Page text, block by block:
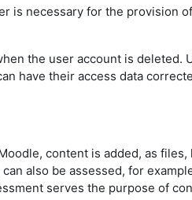
is necessary for the provision
the user account is deleted.
have their access data
content is added, as
also be assessed, for
serves the purpose of